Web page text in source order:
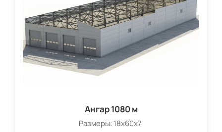
Ангар 1080 м
Размеры: 18х60х7